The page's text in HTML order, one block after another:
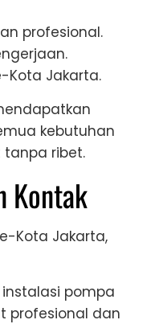
profesional.
Kota Jakarta.
kebutuhan
ribet.
Kontak
Kota Jakarta,
pompa
profesional dan